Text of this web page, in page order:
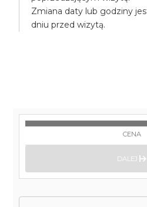
Zmiana daty lub godziny
dniu przed wizytą.
CENA
DALEJ